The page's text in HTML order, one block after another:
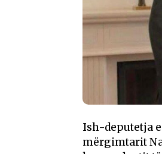
Ish-deputetja
mërgimtarit